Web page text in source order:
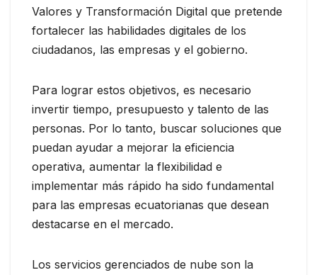
Valores y Transformación Digital que pretende
fortalecer las habilidades digitales de los
ciudadanos, las empresas y el gobierno.
Para lograr estos objetivos, es necesario
invertir tiempo, presupuesto y talento de las
personas. Por lo tanto, buscar soluciones que
puedan ayudar a mejorar la eficiencia
operativa, aumentar la flexibilidad e
implementar más rápido ha sido fundamental
para las empresas ecuatorianas que desean
destacarse en el mercado.
Los servicios gerenciados de nube son la